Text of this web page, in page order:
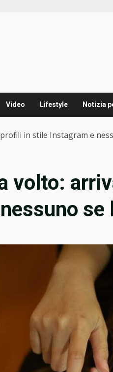
Video Lifestyle Notizia
in stile Instagram e
volto:
se